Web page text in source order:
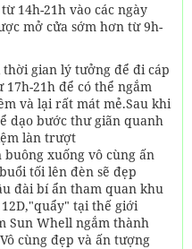
14h-21h vào các ngày
mở cửa sớm hơn từ 9h-
gian lý tưởng để đi cáp
21h để có thể ngắm
và lại rất mát mẻ.Sau khi
dạo bước thư giãn quanh
làn trượt
xuống vô cùng ấn
tối lên đèn sẽ đẹp
đài bí ẩn tham quan khu
tại thế giới
Sun Whell ngắm thành
cùng đẹp và ấn tượng